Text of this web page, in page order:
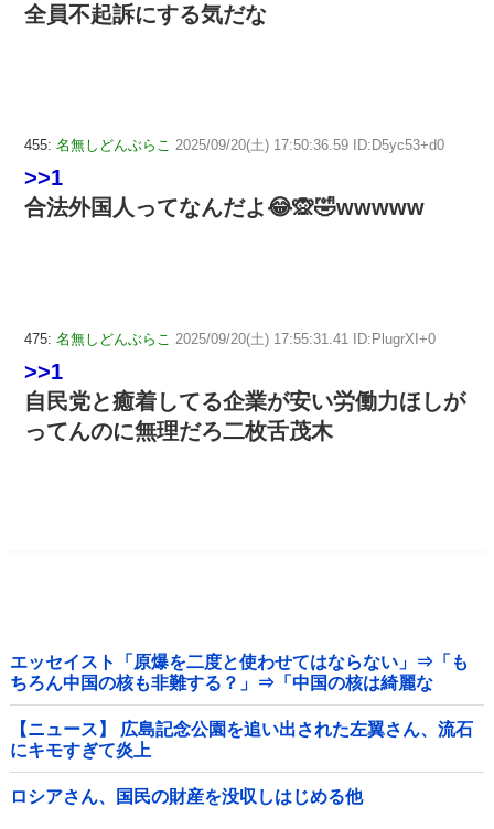
全員不起訴にする気だな
455: 名無しどんぶらこ 2025/09/20(土) 17:50:36.59 ID:D5yc53+d0
>>1
合法外国人ってなんだよ😂🙊🤣wwwww
475: 名無しどんぶらこ 2025/09/20(土) 17:55:31.41 ID:PlugrXI+0
>>1
自民党と癒着してる企業が安い労働力ほしが
ってんのに無理だろ二枚舌茂木
エッセイスト「原爆を二度と使わせてはならない」⇒「も
ちろん中国の核も非難する？」⇒「中国の核は綺麗な
核！」
【ニュース】 広島記念公園を追い出された左翼さん、流石
にキモすぎて炎上
ロシアさん、国民の財産を没収しはじめる他